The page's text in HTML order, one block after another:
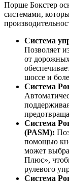
Порше Бокстер
системами,
Система
Позволяет
от
шоссе и
Система
Система
(PASM):
помощью
может
Плюс»,
рулевого
Система